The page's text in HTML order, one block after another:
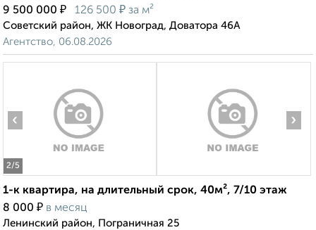
9 500 000 ₽ 126 500 ₽ за м²
Советский район, ЖК Новоград, Доватора 46А
Агентство, 06.08.2026
2/5
‹ ›
1-к квартира, на длительный срок, 40м², 7/10 этаж
8 000 ₽ в месяц
Ленинский район, Пограничная 25